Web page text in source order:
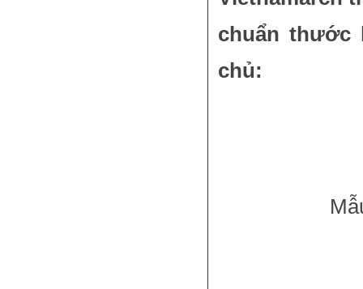
chuẩn thước
chủ: